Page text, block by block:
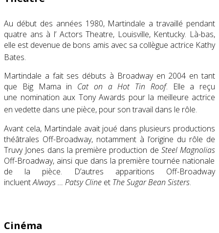
Au début des années 1980, Martindale a travaillé pendant
quatre ans à l’ Actors Theatre, Louisville, Kentucky. Là-bas,
elle est devenue de bons amis avec sa collègue actrice Kathy
Bates.
Martindale a fait ses débuts à Broadwayen 2004 en tant
que Big Mama in Cat on a Hot Tin Roof. Elle a reçu
une nomination aux TonyAwards pour la meilleure actrice
en vedette dans une pièce, pour son travail dans le rôle.
Avant cela, Martindale avait joué dans plusieurs productions
théâtrales Off-Broadway, notamment à l’origine du rôle de
Truvy Jones dans la première production de Steel Magnolias
Off-Broadway, ainsi que dans la première tournée nationale
de la pièce.
D’autres apparitions Off-Broadway
incluentAlways … Patsy Cline et The Sugar Bean Sisters.
Cinéma